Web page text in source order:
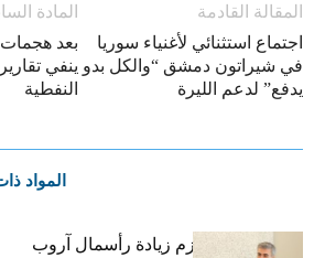
المادة
بعد هجمات
ينفي
النفطية
المقالة القادمة
اجتماع استثنائي لأغنياء سوريا
في شيراتون دمشق “والكل بدو
يدفع” لدعم الليرة
المواد
فاتح بكداش:نعتزم زيادة رأسمال آروب